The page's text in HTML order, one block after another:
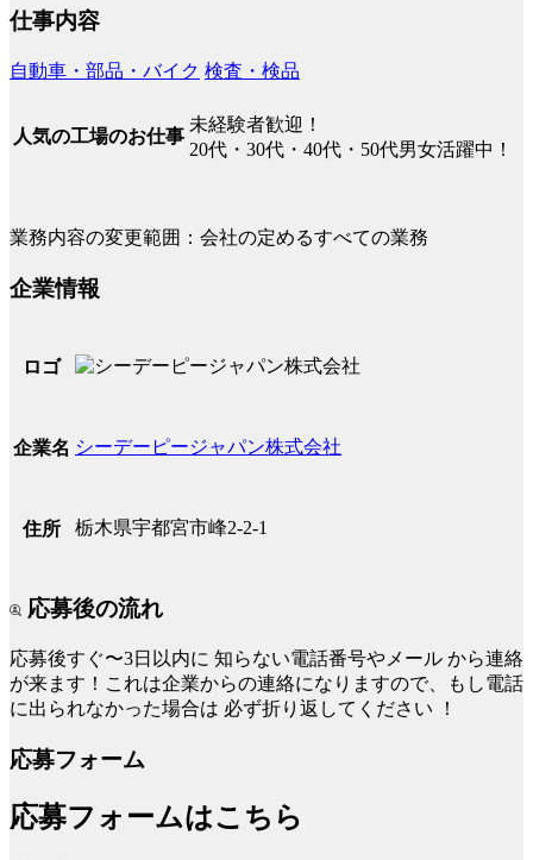
仕事内容
自動車・部品・バイク 検査・検品
人気の工場のお仕事
未経験者歓迎！
20代・30代・40代・50代男女活躍中！
業務内容の変更範囲：会社の定めるすべての業務
企業情報
ロゴ
企業名 シーデーピージャパン株式会社
住所 栃木県宇都宮市峰2-2-1
応募後の流れ
応募後すぐ〜3日以内に 知らない電話番号やメール から連絡
が来ます！これは企業からの連絡になりますので、もし電話
に出られなかった場合は 必ず折り返してください ！
応募フォーム
応募フォームはこちら